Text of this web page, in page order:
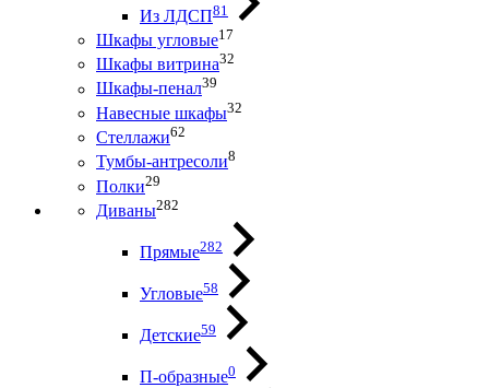
Из ЛДСП81
Шкафы угловые17
Шкафы витрина32
Шкафы-пенал39
Навесные шкафы32
Стеллажи62
Тумбы-антресоли8
Полки29
Диваны282
Прямые282
Угловые58
Детские59
П-образные0